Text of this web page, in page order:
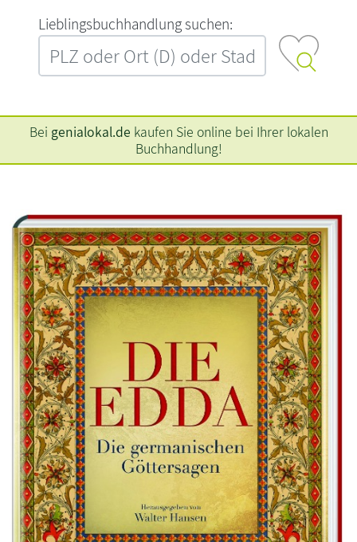
L‍i‍e‍b‍l‍i‍n‍g‍s‍b‍u‍c‍h‍h‍a‍n‍d‍l‍u‍n‍g‍ ‍s‍u‍c‍h‍e‍n‍:‍
Bei genialokal.de kaufen Sie online bei Ihrer lokalen
Buchhandlung!